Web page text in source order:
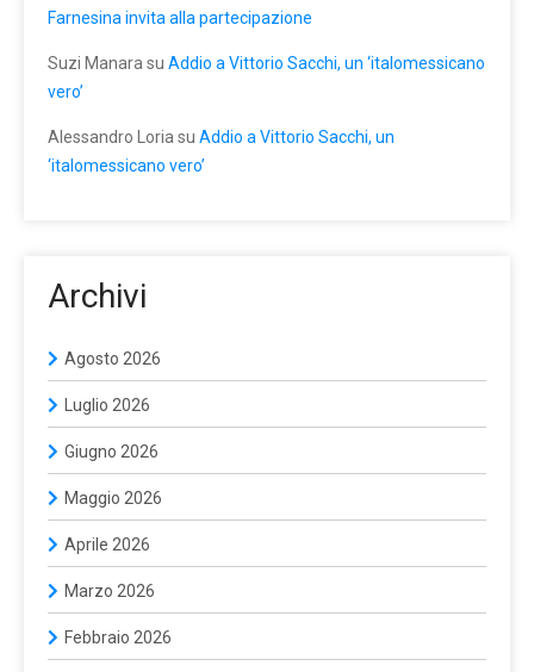
Farnesina invita alla partecipazione
Suzi Manara su Addio a Vittorio Sacchi, un ‘italomessicano
vero’
Alessandro Loria su Addio a Vittorio Sacchi, un
‘italomessicano vero’
Archivi
Agosto 2026
Luglio 2026
Giugno 2026
Maggio 2026
Aprile 2026
Marzo 2026
Febbraio 2026